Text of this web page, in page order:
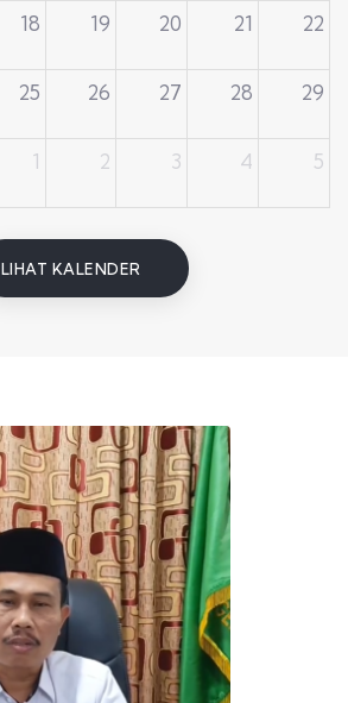
18 19 20 21 22
25 26 27 28 29
1 2 3 4 5
LIHAT KALENDER